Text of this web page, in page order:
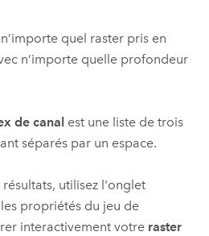
quel raster pris en
n’importe quelle profondeur
de canal est une liste de trois
séparés par un espace.
utilisez l'onglet
propriétés du jeu de
interactivement votre raster